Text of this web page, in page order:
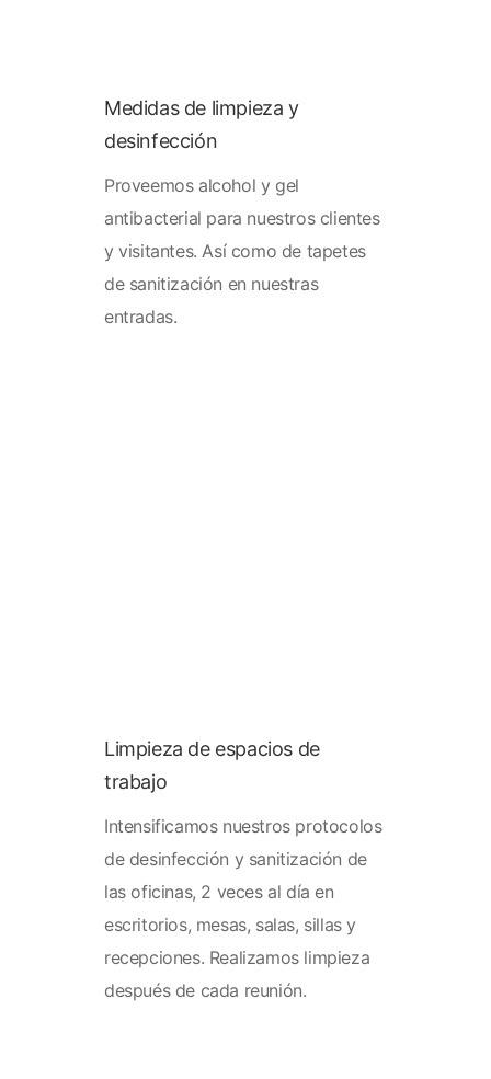
Medidas de limpieza y
desinfección
Proveemos alcohol y gel
antibacterial para nuestros clientes
y visitantes. Así como de tapetes
de sanitización en nuestras
entradas.
Limpieza de espacios de
trabajo
Intensificamos nuestros protocolos
de desinfección y sanitización de
las oficinas, 2 veces al día en
escritorios, mesas, salas, sillas y
recepciones. Realizamos limpieza
después de cada reunión.